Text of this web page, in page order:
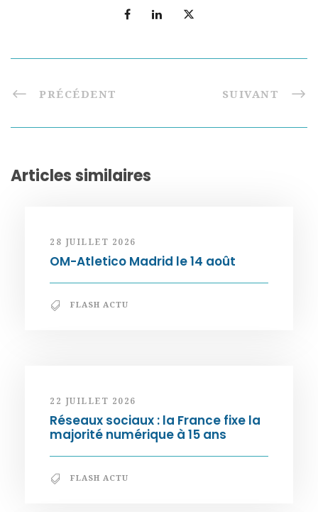
PRÉCÉDENT SUIVANT
Articles similaires
28 JUILLET 2026
OM-Atletico Madrid le 14 août
FLASH ACTU
22 JUILLET 2026
Réseaux sociaux : la France fixe la
majorité numérique à 15 ans
FLASH ACTU